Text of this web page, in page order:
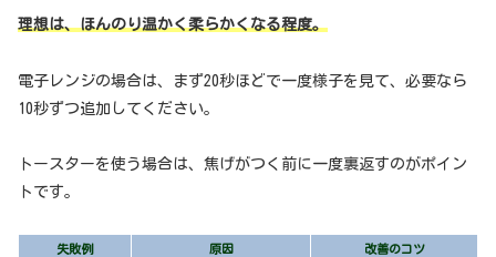
理想は、ほんのり温かく柔らかくなる程度。
電子レンジの場合は、まず20秒ほどで一度様子を見て、必要なら
10秒ずつ追加してください。
トースターを使う場合は、焦げがつく前に一度裏返すのがポイン
トです。
失敗例 原因 改善のコツ